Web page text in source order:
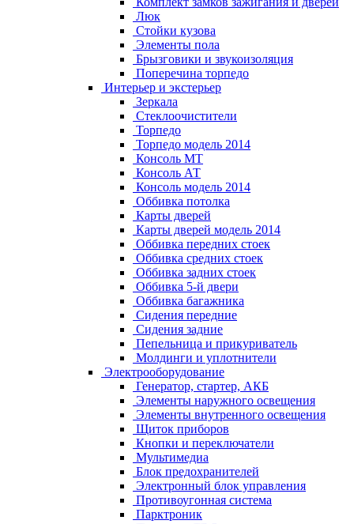
Люк
Стойки кузова
Элементы пола
Брызговики и звукоизоляция
Поперечина торпедо
Интерьер и экстерьер
Зеркала
Стеклоочистители
Торпедо
Торпедо модель 2014
Консоль МТ
Консоль АТ
Консоль модель 2014
Оббивка потолка
Карты дверей
Карты дверей модель 2014
Оббивка передних стоек
Оббивка средних стоек
Оббивка задних стоек
Оббивка 5-й двери
Оббивка багажника
Сидения передние
Сидения задние
Пепельница и прикуриватель
Молдинги и уплотнители
Электрооборудование
Генератор, стартер, АКБ
Элементы наружного освещения
Элементы внутренного освещения
Щиток приборов
Кнопки и переключатели
Мультимедиа
Блок предохранителей
Электронный блок управления
Противоугонная система
Парктроник